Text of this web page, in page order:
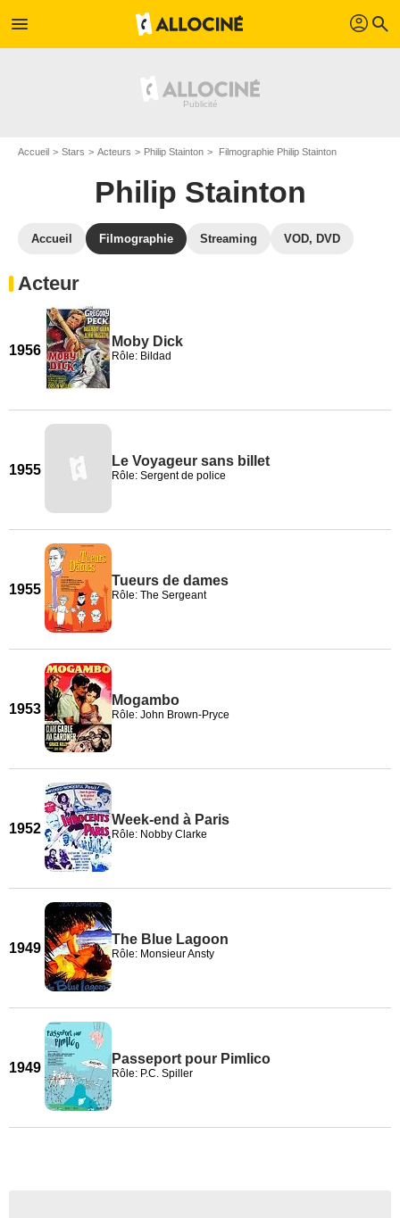
menu profil search
Accueil Stars Acteurs Philip Stainton Filmographie Philip Stainton
Philip Stainton
Accueil Filmographie Streaming VOD, DVD
Acteur
1956
Moby Dick
Rôle: Bildad
1955
Le Voyageur sans billet
Rôle: Sergent de police
1955
Tueurs de dames
Rôle: The Sergeant
1953
Mogambo
Rôle: John Brown-Pryce
1952
Week-end à Paris
Rôle: Nobby Clarke
1949
The Blue Lagoon
Rôle: Monsieur Ansty
1949
Passeport pour Pimlico
Rôle: P.C. Spiller